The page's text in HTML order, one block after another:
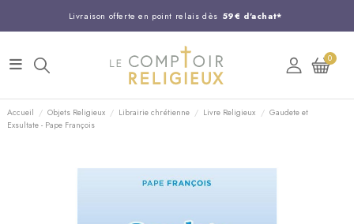
Livraison offerte en point relais dès 59€ d'achat*
Entreprise Française familiale
Support client disponible au 03 20 24 74 15
Commandez avant 14H, expédition le jour même !
0
Accueil Objets Religieux Librairie chrétienne Livre Religieux
Gaudete et
Exsultate - Pape François